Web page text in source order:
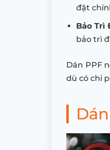
đặt
Bảo Trì
bảo trì
Dán PPF
dù có chi